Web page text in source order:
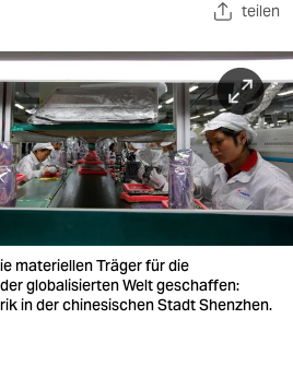
teilen
materiellen Träger für die
globalisierten Welt geschaffen:
in der chinesischen Stadt Shenzhen.